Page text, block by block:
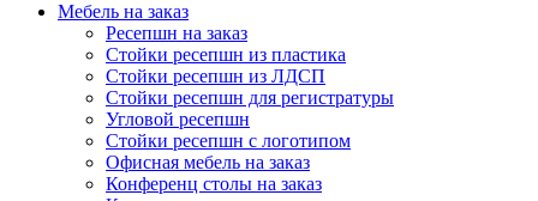
Мебель на заказ
Ресепшн на заказ
Стойки ресепшн из пластика
Стойки ресепшн из ЛДСП
Стойки ресепшн для регистратуры
Угловой ресепшн
Стойки ресепшн с логотипом
Офисная мебель на заказ
Конференц столы на заказ